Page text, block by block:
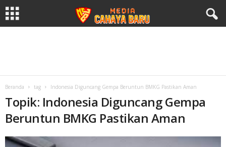
Beranda tag Indonesia Diguncang Gempa Beruntun BMKG Pastikan Aman
Topik: Indonesia Diguncang Gempa
Beruntun BMKG Pastikan Aman